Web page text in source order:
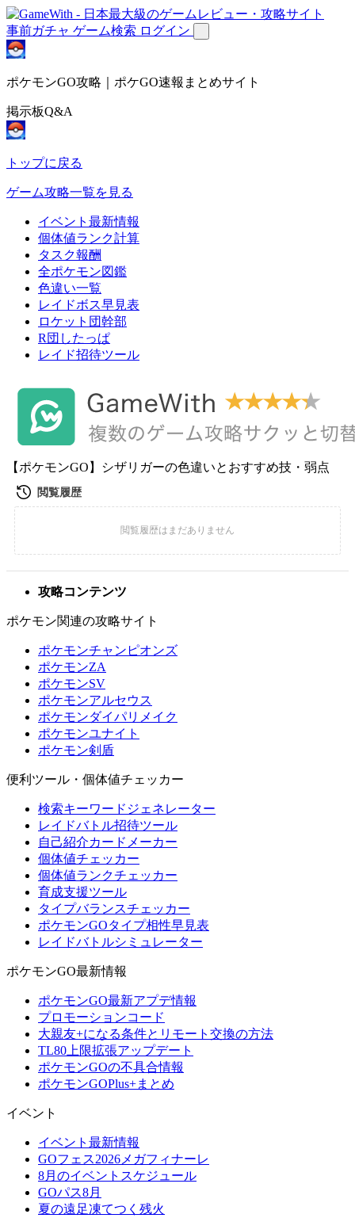
事前ガチャ ゲーム検索 ログイン
ポケモンGO攻略｜ポケGO速報まとめサイト
掲示板Q&A
トップに戻る
ゲーム攻略一覧を見る
イベント最新情報
個体値ランク計算
タスク報酬
全ポケモン図鑑
色違い一覧
レイドボス早見表
ロケット団幹部
R団したっぱ
レイド招待ツール
【ポケモンGO】シザリガーの色違いとおすすめ技・弱点
攻略コンテンツ
ポケモン関連の攻略サイト
ポケモンチャンピオンズ
ポケモンZA
ポケモンSV
ポケモンアルセウス
ポケモンダイパリメイク
ポケモンユナイト
ポケモン剣盾
便利ツール・個体値チェッカー
検索キーワードジェネレーター
レイドバトル招待ツール
自己紹介カードメーカー
個体値チェッカー
個体値ランクチェッカー
育成支援ツール
タイプバランスチェッカー
ポケモンGOタイプ相性早見表
レイドバトルシミュレーター
ポケモンGO最新情報
ポケモンGO最新アプデ情報
プロモーションコード
大親友+になる条件とリモート交換の方法
TL80上限拡張アップデート
ポケモンGOの不具合情報
ポケモンGOPlus+まとめ
イベント
イベント最新情報
GOフェス2026メガフィナーレ
8月のイベントスケジュール
GOパス8月
夏の遠足凍てつく残火